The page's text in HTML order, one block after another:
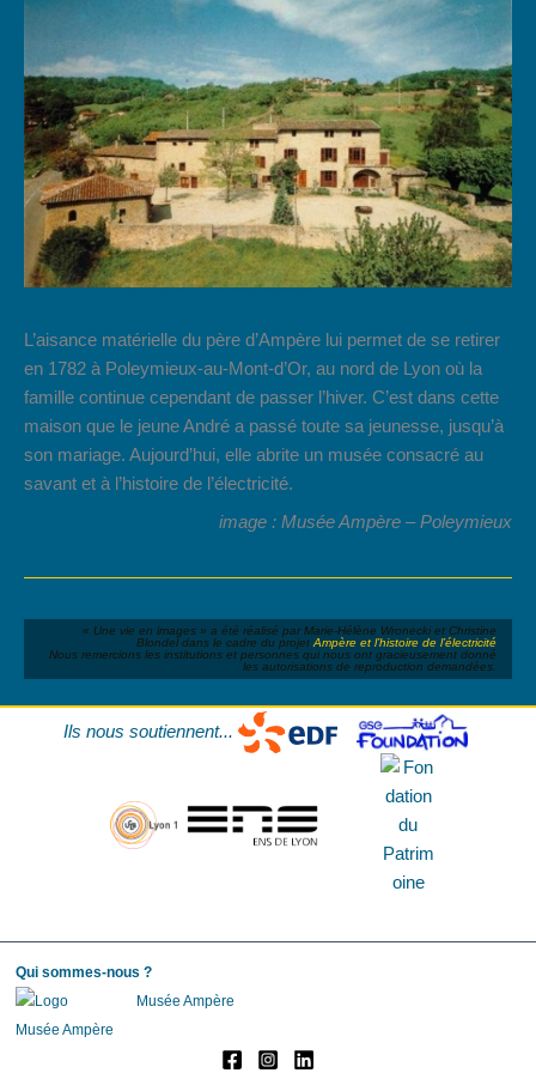
L’aisance matérielle du père d’Ampère lui permet de se retirer
en 1782 à Poleymieux-au-Mont-d’Or, au nord de Lyon où la
famille continue cependant de passer l’hiver. C’est dans cette
maison que le jeune André a passé toute sa jeunesse, jusqu’à
son mariage. Aujourd’hui, elle abrite un musée consacré au
savant et à l’histoire de l’électricité.
image : Musée Ampère – Poleymieux
« Une vie en images » a été réalisé par Marie-Hélène Wronecki et Christine
Blondel dans le cadre du projetAmpère et l’histoire de l’électricité
Nous remercions les institutions et personnes qui nous ont gracieusement donné
les autorisations de reproduction demandées.
Ils nous soutiennent...
Qui sommes-nous ?
Musée Ampère